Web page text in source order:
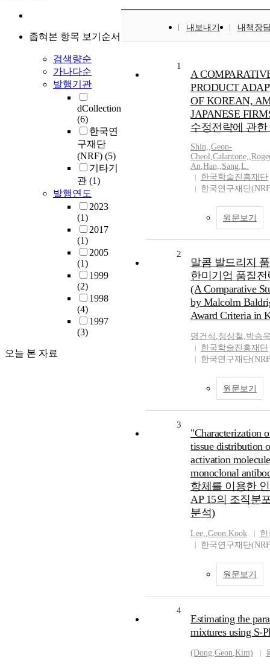
좁혀본 항목 보기순서
검색량순
가나다순
발행기관
dCollection
(6)
한국연
구재단
(NRF) (5)
기타기
관 (1)
발행연도
2023
(1)
2017
(1)
2005
(1)
1999
(2)
1998
(4)
1997
(3)
오늘 본 자료
내보내기 내책장
1
A
PRODUCT
OF KOREAN,
JAPANESE
수정전략에 관
Shin,,Geon-
Cheol,Calantone,,
An,Han,,Sang,L.
한국학술진흥재단
한국연구재단
원문보기
2
말콤 발드리지
한미기업 품질
(A Comparative
by Malcolm
Award Criteria in
명건식 ,정상철 ,박승
한국학술진흥재단
한국연구재단
원문보기
3
"Characterization
tissue distribution
activation
monoclonal
항체를 이용한
AP 15의 조직분
분석)
Lee,,Geon,Kook
한국연구재단
원문보기
4
Estimating the
mixtures using S-
(Dong,Geon,Kim)